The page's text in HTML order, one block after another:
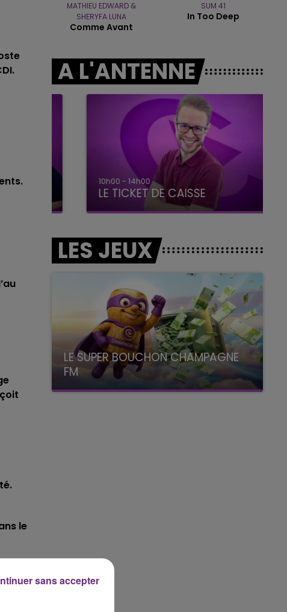
le
et
MATHIEU EDWARD &
SHERYFA LUNA
Comme Avant
SUM 41
In Too Deep
A L'ANTENNE
10h00 - 14h00
LE TICKET DE CAISSE
LES JEUX
LE SUPER BOUCHON CHAMPAGNE
FM
avec La Famille Champagne FM, à 8H10
sans accepter